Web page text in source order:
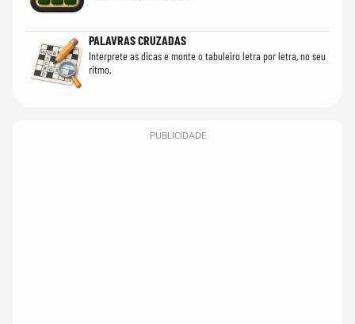
PALAVRAS CRUZADAS
Interprete as dicas e monte o tabuleiro letra por letra, no seu
ritmo.
PUBLICIDADE